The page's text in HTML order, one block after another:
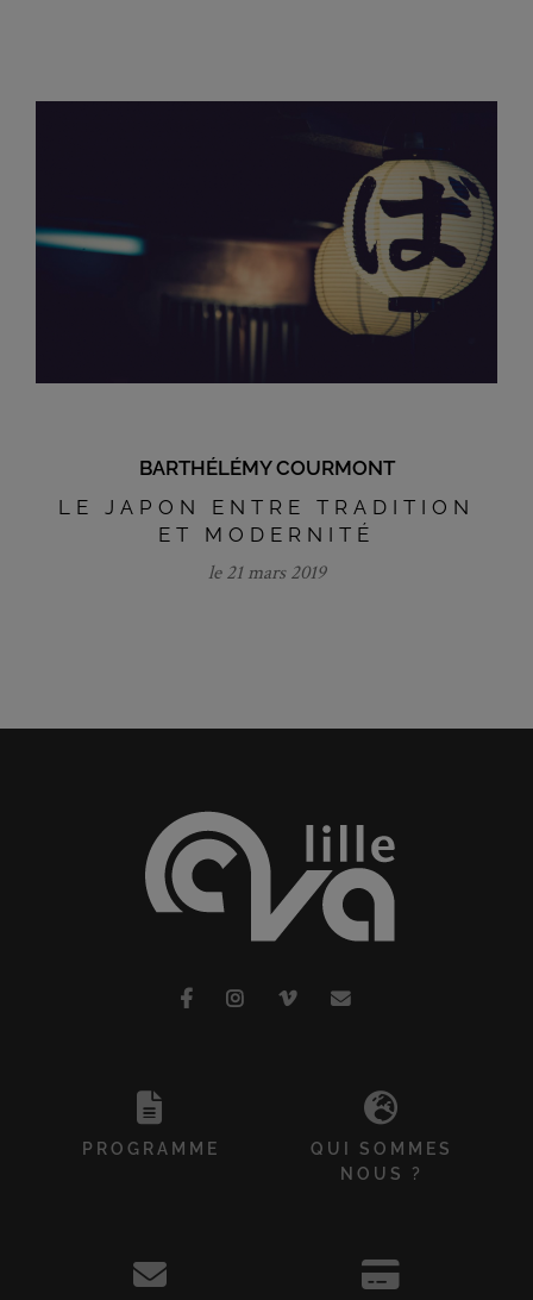
BARTHÉLÉMY COURMONT
LE JAPON ENTRE TRADITION
ET MODERNITÉ
le 21 mars 2019
PROGRAMME
QUI SOMMES
NOUS ?